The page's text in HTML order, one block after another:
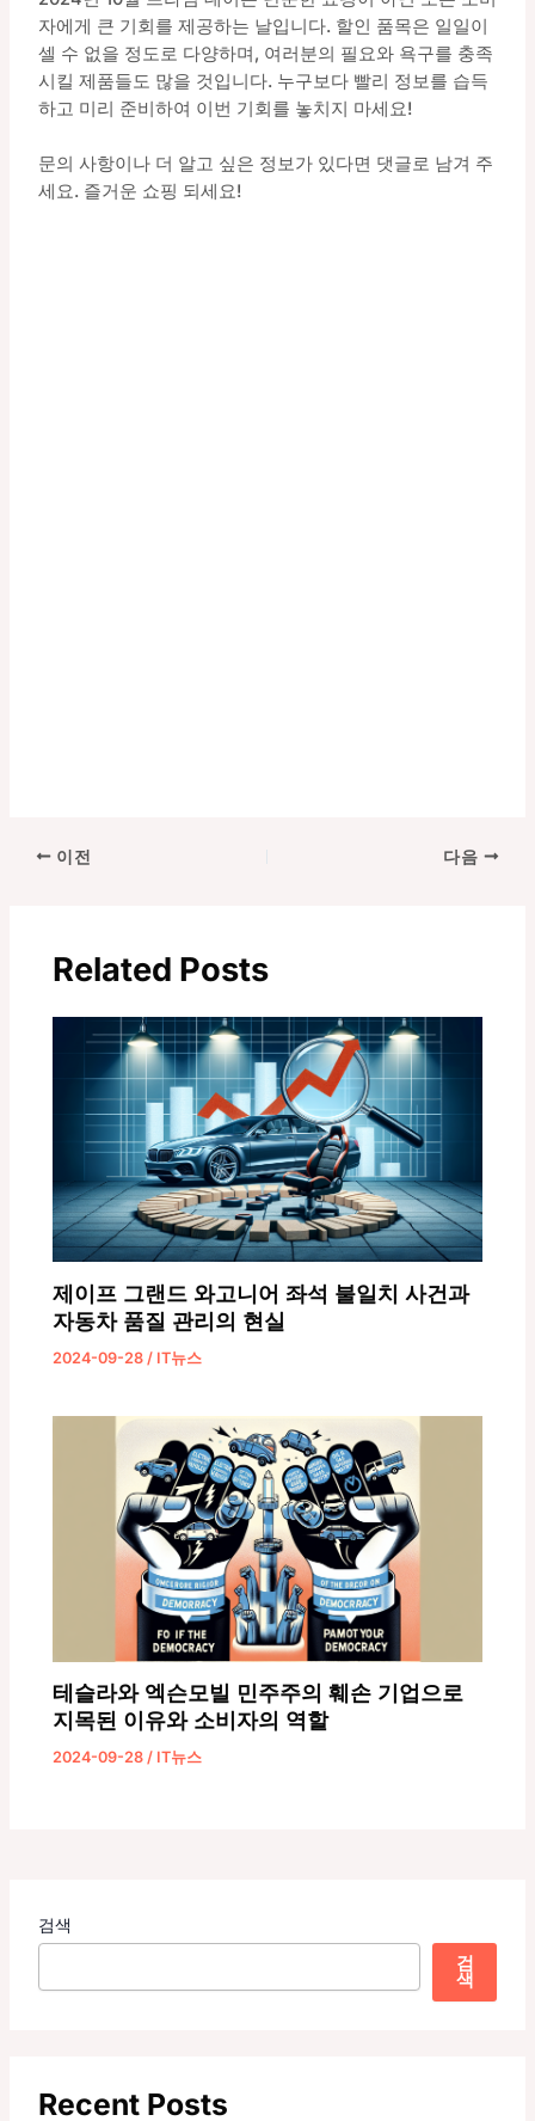
자에게 큰 기회를 제공하는 날입니다. 할인 품목은 일일이
셀 수 없을 정도로 다양하며, 여러분의 필요와 욕구를 충족
시킬 제품들도 많을 것입니다. 누구보다 빨리 정보를 습득
하고 미리 준비하여 이번 기회를 놓치지 마세요!
문의 사항이나 더 알고 싶은 정보가 있다면 댓글로 남겨 주
세요. 즐거운 쇼핑 되세요!
이전 다음
Related Posts
제이프 그랜드 와고니어 좌석 불일치 사건과
자동차 품질 관리의 현실
2024-09-28 / IT뉴스
테슬라와 엑슨모빌 민주주의 훼손 기업으로
지목된 이유와 소비자의 역할
2024-09-28/ IT뉴스
검색
검
색
Recent Posts